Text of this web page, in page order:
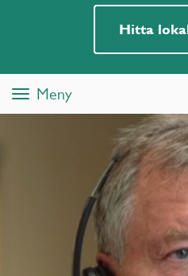
Hitta
ToggleMeny